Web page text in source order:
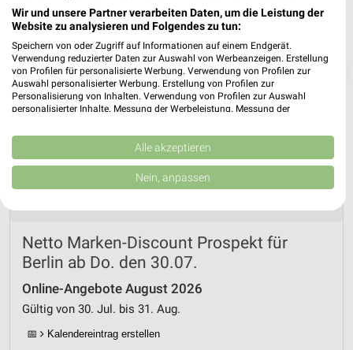
Netto Marken-Discount Prospekt für
Berlin ab Do. den 30.07.
Online-Angebote August 2026
Gültig von 30. Jul. bis 31. Aug.
📅 Kalendereintrag erstellen
Wir und unsere Partner verarbeiten Daten, um die Leistung der
Website zu analysieren und Folgendes zu tun:
Speichern von oder Zugriff auf Informationen auf einem Endgerät.
Verwendung reduzierter Daten zur Auswahl von Werbeanzeigen. Erstellung
von Profilen für personalisierte Werbung. Verwendung von Profilen zur
Auswahl personalisierter Werbung. Erstellung von Profilen zur
Personalisierung von Inhalten. Verwendung von Profilen zur Auswahl
personalisierter Inhalte. Messung der Werbeleistung. Messung der
Kombinationen von Daten aus verschiedenen Quellen. Entwicklung und
Verbesserung der Angebote. Verwendung reduzierter Daten zur Auswahl
von Inhalten.
Daten können außerhalb der Europäischen Union weitergegeben und in die
Website/App.
Partnerliste anzeigen (1 IAB-Anbieter)
Wir nutzen Ihre Daten für folgende Zwecke:
Speichern von oder Zugriff auf Informationen
auf einem Endgerät
Verwendung reduzierter Daten zur Auswahl von
Alle akzeptieren
Nein, anpassen